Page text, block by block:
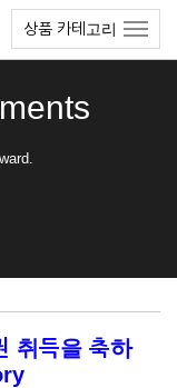
상품 카테고리
취득을 축하